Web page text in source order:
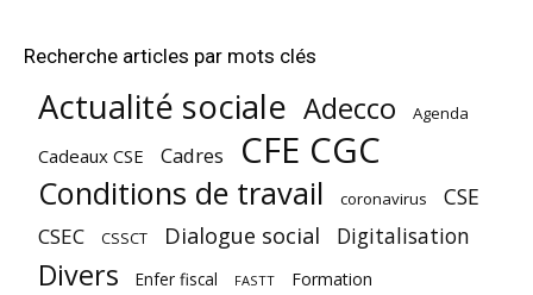
Recherche articles par mots clés
Actualité sociale Adecco Agenda
Cadeaux CSE Cadres CFE CGC
Conditions de travail coronavirus CSE
CSEC CSSCT Dialogue social Digitalisation
Divers Enfer fiscal FASTT Formation